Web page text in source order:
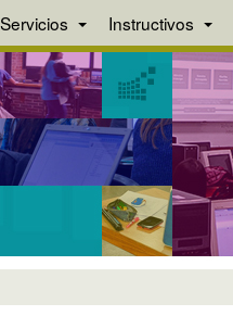
Servicios Instructivos